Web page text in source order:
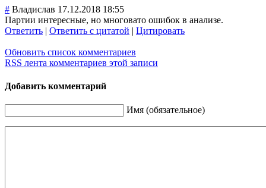
# Владислав 17.12.2018 18:55
Партии интересные, но многовато ошибок в анализе.
Ответить | Ответить с цитатой | Цитировать
Обновить список комментариев
RSS лента комментариев этой записи
Добавить комментарий
Имя (обязательное)